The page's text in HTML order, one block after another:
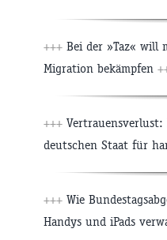
+++ Bei der »Taz« will
Migration bekämpfen
+++
deutschen Staat für
+++ Wie
Handys und iPads